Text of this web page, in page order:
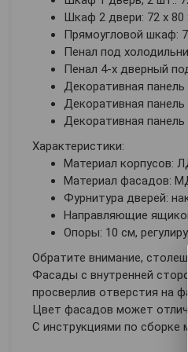
Шкаф 2 двери: 72 х 80
Прямоугловой шкаф:
Пенал под
Пенал 4-х дверный
Декоративная панель
Декоративная
Декоративная панель
Характеристики:
Материал корпусов:
Материал фасадов:
Фурнитура дверей:
Направляющие
Опоры: 10 см,
Обратите внимание,
Фасады с внутренней
просверлив отверстия на
Цвет фасадов может
С инструкциями по сборке